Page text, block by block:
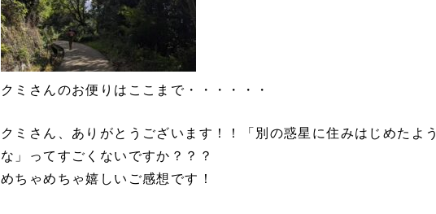
クミさんのお便りはここまで・・・・・・
クミさん、ありがとうございます！！「別の惑星に住みはじめたよう
な」ってすごくないですか？？？
めちゃめちゃ嬉しいご感想です！